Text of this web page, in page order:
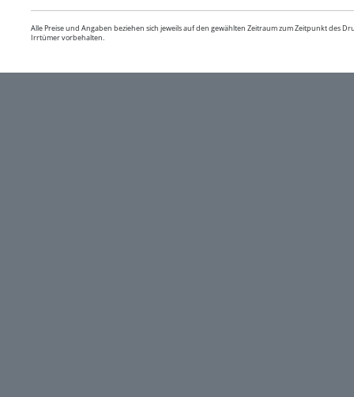
Alle Preise und Angaben beziehen sich jeweils auf den gewählten Zeitraum zum Zeitpunkt des
Irrtümer vorbehalten.